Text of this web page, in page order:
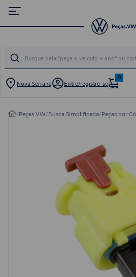
Nova Serrana Entre/registre-se
0
/Peças VW/Busca Simplificada/Peças por